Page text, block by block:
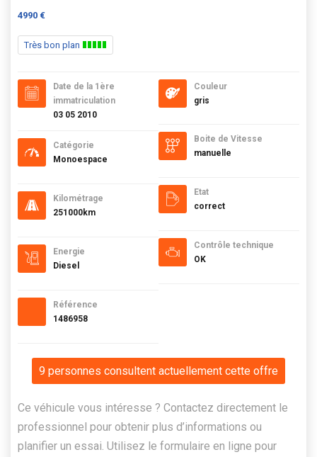
4990 €
Très bon plan
Date de la 1ère
immatriculation
03 05 2010
Catégorie
Monoespace
Kilométrage
251000km
Energie
Diesel
Référence
1486958
Couleur
gris
Boite de Vitesse
manuelle
Etat
correct
Contrôle technique
OK
9 personnes consultent actuellement cette offre
Ce véhicule vous intéresse ? Contactez directement le
professionnel pour obtenir plus d’informations ou
planifier un essai. Utilisez le formulaire en ligne pour